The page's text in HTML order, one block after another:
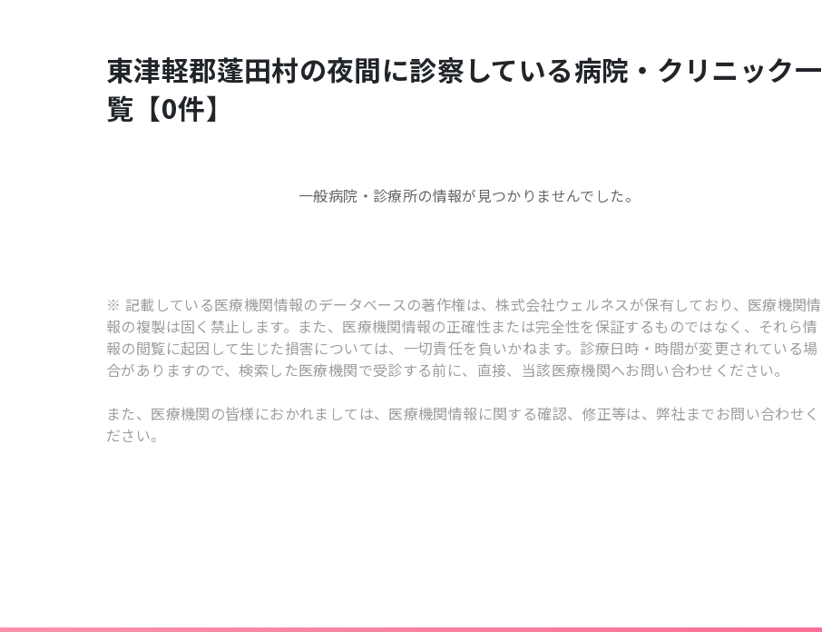
東津軽郡蓬田村の夜間に診察している病院・クリニック一
覧【0件】
一般病院・診療所の情報が見つかりませんでした。
※ 記載している医療機関情報のデータベースの著作権は、株式会社ウェルネスが保有しており、医療機関情
報の複製は固く禁止します。また、医療機関情報の正確性または完全性を保証するものではなく、それら情
報の閲覧に起因して生じた損害については、一切責任を負いかねます。診療日時・時間が変更されている場
合がありますので、検索した医療機関で受診する前に、直接、当該医療機関へお問い合わせください。
また、医療機関の皆様におかれましては、医療機関情報に関する確認、修正等は、弊社までお問い合わせく
ださい。